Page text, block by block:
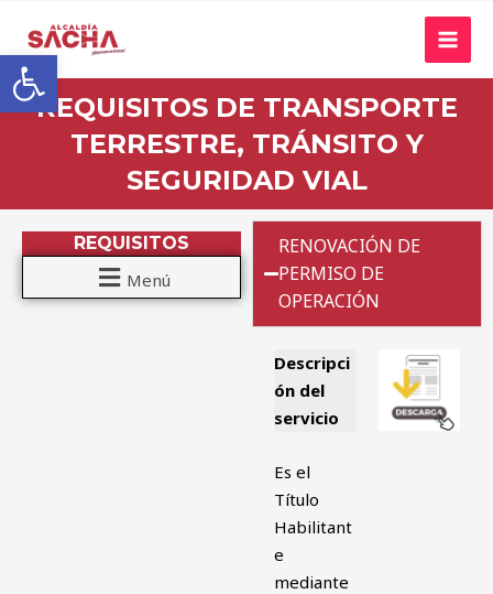
Abrir barra de herramientas
REQUISITOS DE TRANSPORTE
TERRESTRE, TRÁNSITO Y
SEGURIDAD VIAL
REQUISITOS
Menú
RENOVACIÓN DE
PERMISO DE
OPERACIÓN
Descripci
ón del
servicio
Es el
Título
Habilitant
e
mediante